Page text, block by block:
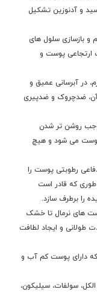
اسید و آدنوزین تشکیل
و بازسازی سلول های
ارتجاعی پوست و
در آبرسانی عمیق و
ضدچروک و ضدپیری
روشن تر شدن
می شود و هیچ
رطوبتی پوست را
که قادر است
را برطرف سازد.
های نرمال تا خشک
و ایجاد لطافت
که دارای پوست کم آب و
سولفات، سیلیکون،